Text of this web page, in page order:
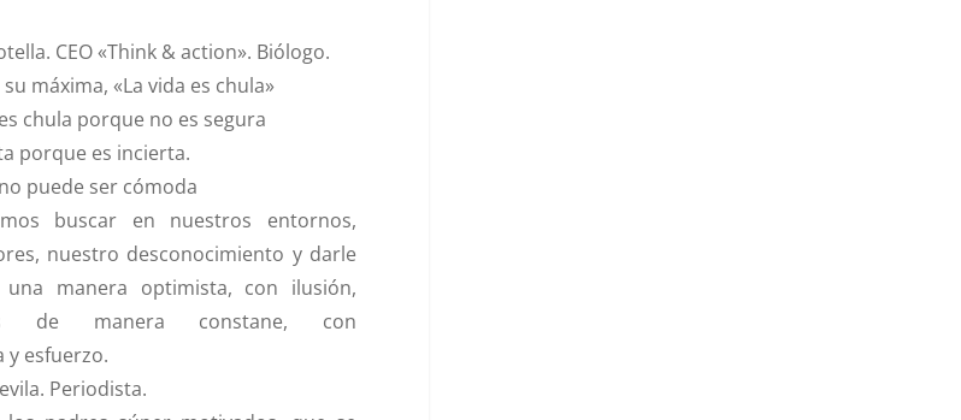
. CEO «Think & action». Biólogo.
máxima,«La vida es chula»
chula porque no es segura
porque es incierta.
puede ser cómoda
buscar en nuestros entornos,
nuestro desconocimiento y darle
manera optimista, con ilusión,
de manera constane, con
y esfuerzo.
Periodista.